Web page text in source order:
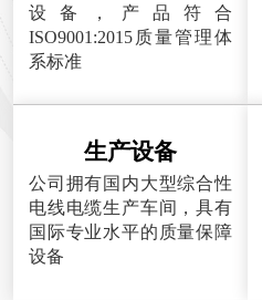
设备，产品符合
ISO9001:2015质量管理体
系标准
生产设备
公司拥有国内大型综合性
电线电缆生产车间，具有
国际专业水平的质量保障
设备